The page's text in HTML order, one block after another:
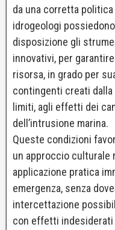
da una corretta
idrogeologi
disposizione gli
innovativi, per
risorsa, in grado per
contingenti creati
limiti, agli effetti dei
dell’intrusione marina.
Queste condizioni
un approccio culturale
applicazione pratica
emergenza, senza
intercettazione
con effetti